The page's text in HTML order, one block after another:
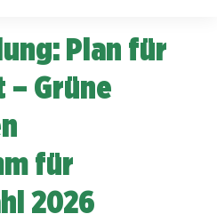
Plan für
– Grüne
für
2026